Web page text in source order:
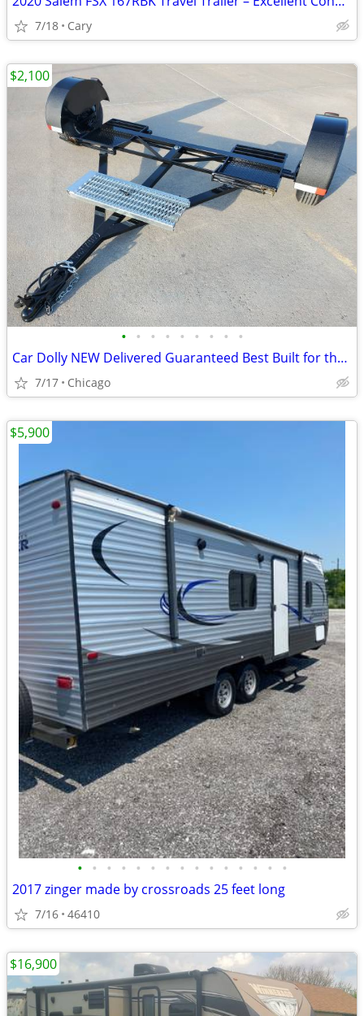
7/18 Cary
• • • • • • • • •
Car Dolly NEW Delivered Guaranteed Best Built for the Money in U.S.!
7/17 Chicago
$2,100
• • • • • • • • • • • • • • •
2017 zinger made by crossroads 25 feet long
7/16 46410
$5,900
$16,900